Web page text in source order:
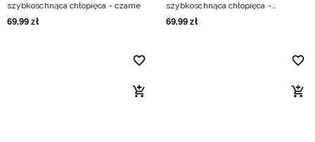
szybkoschnąca chłopięca - czarne
69,99 zł
szybkoschnąca chłopięca -
granatowa
69,99 zł